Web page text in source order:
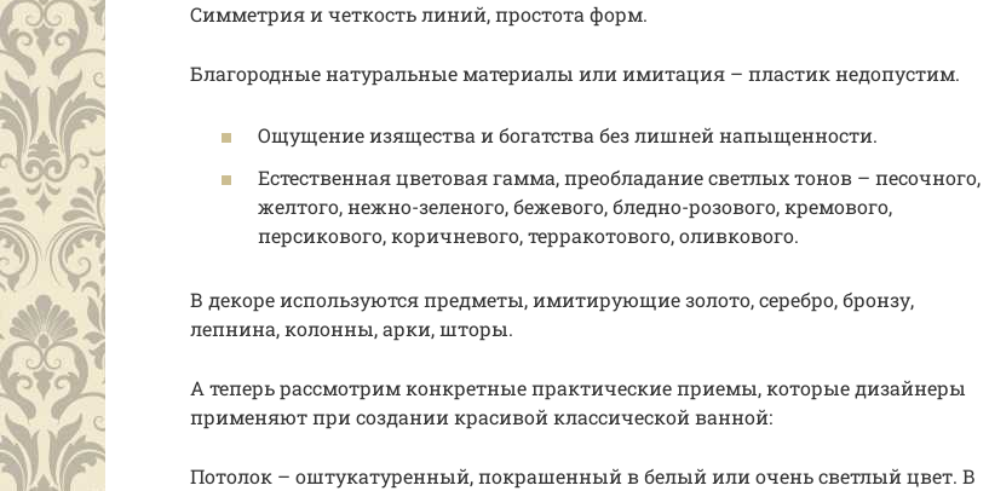
Симметрия и четкость линий, простота форм.
Благородные натуральные материалы или имитация – пластик недопустим.
Ощущение изящества и богатства без лишней напыщенности.
Естественная цветовая гамма, преобладание светлых тонов – песочного,
желтого, нежно-зеленого, бежевого, бледно-розового, кремового,
персикового, коричневого, терракотового, оливкового.
В декоре используются предметы, имитирующие золото, серебро, бронзу,
лепнина, колонны, арки, шторы.
А теперь рассмотрим конкретные практические приемы, которые дизайнеры
применяют при создании красивой классической ванной:
Потолок – оштукатуренный, покрашенный в белый или очень светлый цвет. В